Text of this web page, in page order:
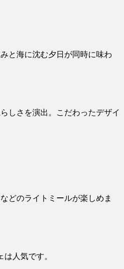
と海に沈む夕日が同時に味わ
しさを演出。こだわったデザイ
どのライトミールが楽しめま
人気です。